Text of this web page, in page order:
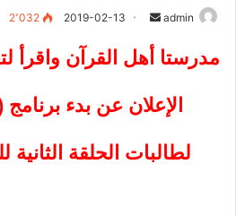
admin
س
ب
ي
2019-02-13 2٬032
مدرستا أهل القرآن واقرأ
الإعلان عن بدء
لطالبات الحلقة الثانية